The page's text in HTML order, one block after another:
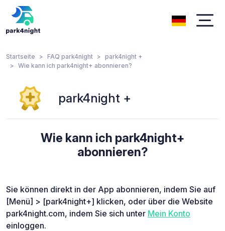
Startseite FAQ park4night
park4night +
Wie kann ich park4night+ abonnieren?
park4night +
Wie kann ich park4night+
abonnieren?
Sie können direkt in der App abonnieren, indem Sie auf
[Menü] > [park4night+] klicken, oder über die Website
park4night.com, indem Sie sich unter Mein Konto
einloggen.